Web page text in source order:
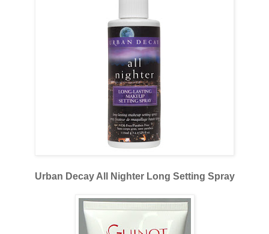
Urban Decay All Nighter Long Setting Spray